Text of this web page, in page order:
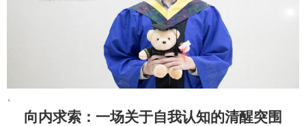
向内求索：一场关于自我认知的清醒突围